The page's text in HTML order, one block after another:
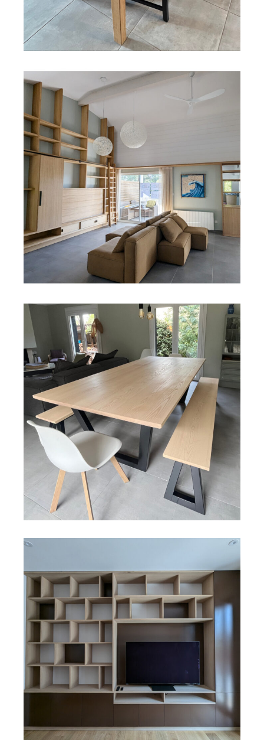
Découvrir
COLLABORATIONS SALON
Bibliothèque meuble TV, bar et banquette
Découvrir
SALON
Table et bancs en frêne et sipo massifs
Découvrir
SALON
Bibliothèque meuble tv en chêne et mdf
laqué
Découvrir